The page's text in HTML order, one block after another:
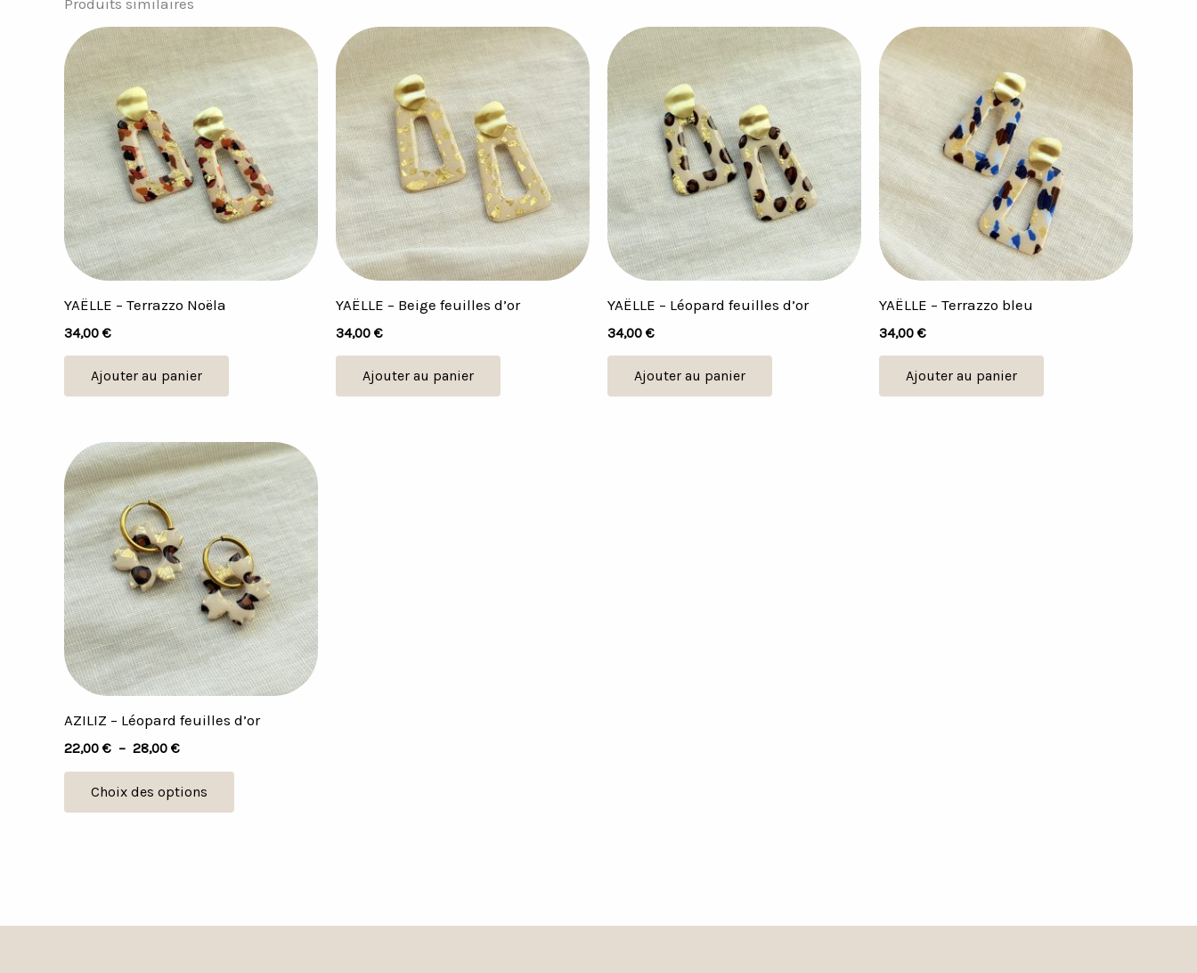
YAËLLE – Terrazzo Noëla
34,00 €
Ajouter au panier
YAËLLE – Beige feuilles d’or
34,00 €
Ajouter au panier
YAËLLE – Léopard feuilles d’or
34,00 €
Ajouter au panier
YAËLLE – Terrazzo bleu
34,00 €
Ajouter au panier
AZILIZ – Léopard feuilles d’or
22,00 € – 28,00 €
Plage
de
prix :
22,00 €
à
28,00 €
Choix des options
Ce
produit
a
plusieurs
variations.
Les
options
peuvent
être
choisies
la
du